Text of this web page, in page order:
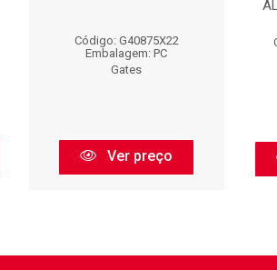
Código: G40875X22
Embalagem: PC
Gates
Ver preço